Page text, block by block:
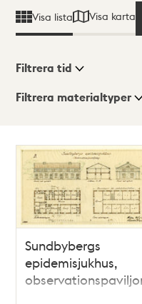
Visa lista Visa karta
Visningsläge
ListaKarta
Filtrera tid
Filtrera materialtyper
träffar
Sundbybergs
epidemisjukhus,